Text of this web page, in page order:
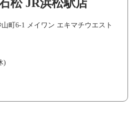
松 JR浜松駅店
町6-1 メイワン エキマチウエスト
)